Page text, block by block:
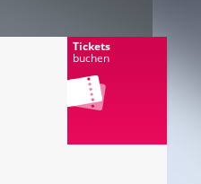
Tickets
buchen